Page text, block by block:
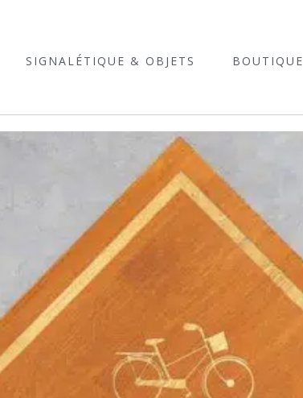
SIGNALÉTIQUE & OBJETS BOUTIQUE